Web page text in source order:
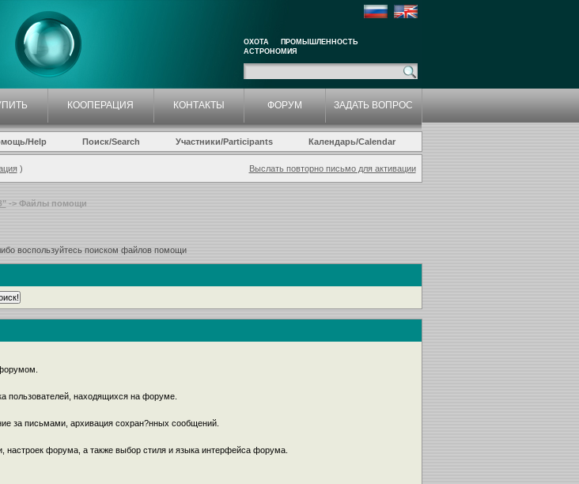
ОХОТА
ПРОМЫШЛЕННОСТЬ
АСТРОНОМИЯ
КООПЕРАЦИЯ КОНТАКТЫ ФОРУМ ЗАДАТЬ ВОПРОС
Help Поиск/Search Участники/Participants Календарь/Calendar
) Выслать повторно письмо для активации
-> Файлы помощи
воспользуйтесь поиском файлов помощи
пользователей, находящихся на форуме.
за письмами, архивация сохран?нных сообщений.
настроек форума, а также выбор стиля и языка интерфейса форума.